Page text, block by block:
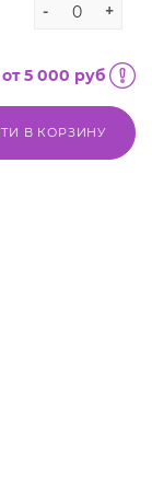
- +
5 000 руб
В КОРЗИНУ